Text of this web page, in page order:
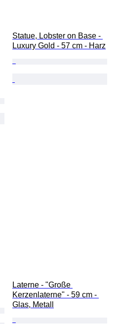
Statue, Lobster on Base -
Luxury Gold - 57 cm - Harz
Laterne - "Große
Kerzenlaterne" - 59 cm -
Glas, Metall